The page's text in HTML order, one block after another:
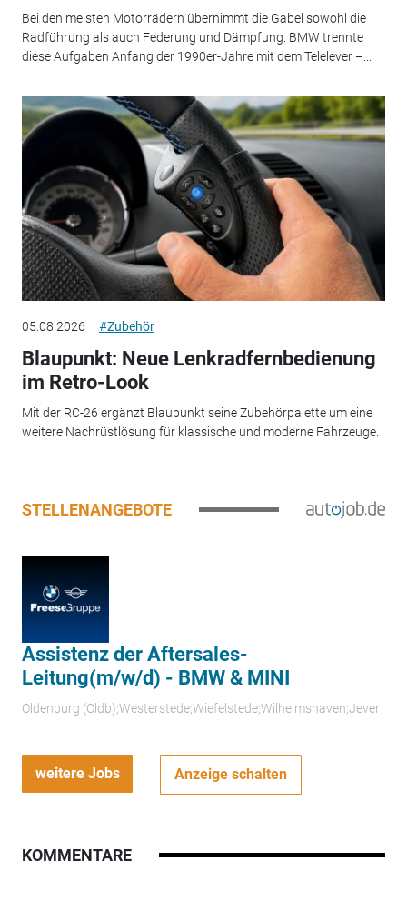
Bei den meisten Motorrädern übernimmt die Gabel sowohl die
Radführung als auch Federung und Dämpfung. BMW trennte
diese Aufgaben Anfang der 1990er-Jahre mit dem Telelever –...
05.08.2026 #Zubehör
Blaupunkt: Neue Lenkradfernbedienung
im Retro-Look
Mit der RC-26 ergänzt Blaupunkt seine Zubehörpalette um eine
weitere Nachrüstlösung für klassische und moderne Fahrzeuge.
STELLENANGEBOTE
Assistenz der Aftersales-
Leitung(m/w/d) - BMW & MINI
Oldenburg (Oldb);Westerstede;Wiefelstede;Wilhelmshaven;Jever
weitere Jobs Anzeige schalten
KOMMENTARE